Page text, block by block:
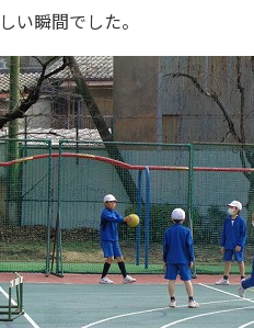
しい瞬間でした。